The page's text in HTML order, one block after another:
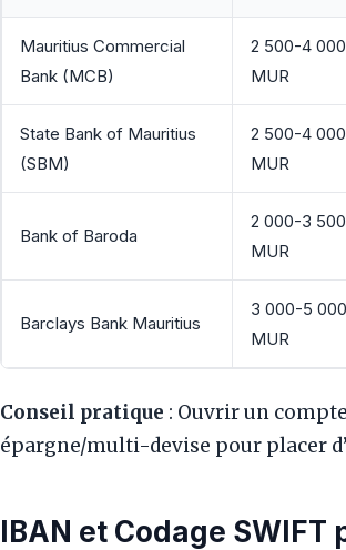
Mauritius Commercial
Bank (MCB)
2 500-4 000
MUR
State Bank of Mauritius
(SBM)
2 500-4 000
MUR
Bank of Baroda
2 000-3 500
MUR
Barclays Bank Mauritius
3 000-5 000
MUR
Conseil pratique : Ouvrir un
épargne/multi-devise pour placer
IBAN et Codage